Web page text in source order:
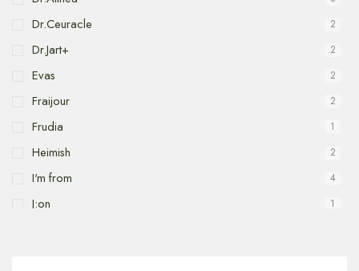
21
Dr.Ceuracle 2
Dr.Jart+ 2
Evas 2
Fraijour 2
Frudia 1
Heimish 2
I'm from 4
J:on 1